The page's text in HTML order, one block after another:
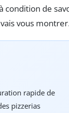
condition de
vous
rapide de
pizzerias